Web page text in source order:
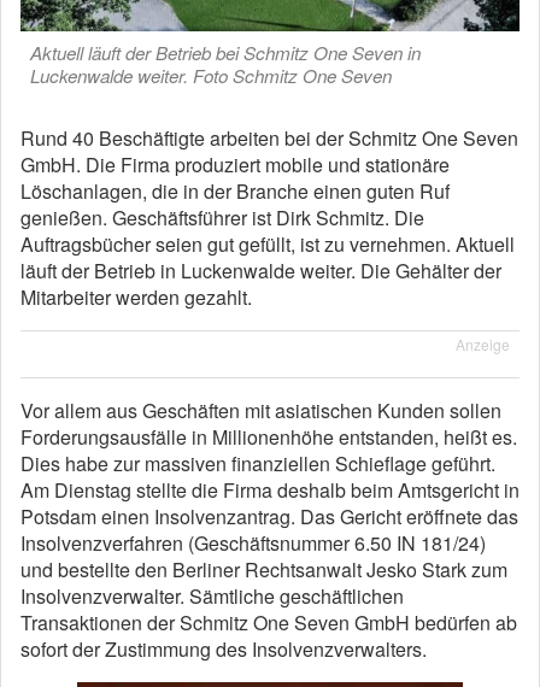
Aktuell läuft der Betrieb bei Schmitz One Seven in
Luckenwalde weiter. Foto Schmitz One Seven
Rund 40 Beschäftigte arbeiten bei der Schmitz One Seven
GmbH. Die Firma produziert mobile und stationäre
Löschanlagen, die in der Branche einen guten Ruf
genießen. Geschäftsführer ist Dirk Schmitz. Die
Auftragsbücher seien gut gefüllt, ist zu vernehmen. Aktuell
läuft der Betrieb in Luckenwalde weiter. Die Gehälter der
Mitarbeiter werden gezahlt.
Anzeige
Vor allem aus Geschäften mit asiatischen Kunden sollen
Forderungsausfälle in Millionenhöhe entstanden, heißt es.
Dies habe zur massiven finanziellen Schieflage geführt.
Am Dienstag stellte die Firma deshalb beim Amtsgericht in
Potsdam einen Insolvenzantrag. Das Gericht eröffnete das
Insolvenzverfahren (Geschäftsnummer 6.50 IN 181/24)
und bestellte den Berliner Rechtsanwalt Jesko Stark zum
Insolvenzverwalter. Sämtliche geschäftlichen
Transaktionen der Schmitz One Seven GmbH bedürfen ab
sofort der Zustimmung des Insolvenzverwalters.